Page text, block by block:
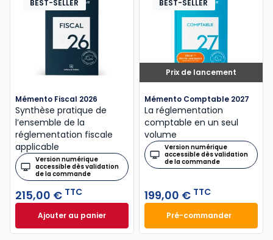
BEST-SELLER
Mémento Fiscal 2026
Synthèse pratique de
l’ensemble de la
réglementation fiscale
applicable
Version numérique
accessible dès validation
de la commande
215,00 € TTC
Ajouter au panierMémento Fiscal 2026 à 215,00 € TTC
Prix de lancement
BEST-SELLER
Mémento Comptable 2027
La réglementation
comptable en un seul
volume
Version numérique
accessible dès validation
de la commande
199,00 € TTC
Pré-commander
Mémento